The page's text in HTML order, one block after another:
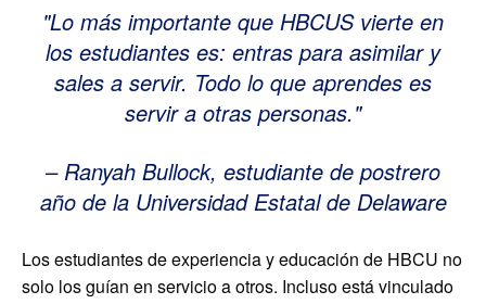
Lo más importante que HBCUS vierte en
los estudiantes es: entras para asimilar y
sales a servir. Todo lo que aprendes es
servir a otras personas.
– Ranyah Bullock, estudiante de postrero
año de la Universidad Estatal de Delaware
Los estudiantes de experiencia y educación de HBCU no
solo los guían en servicio a otros. Incluso está vinculado